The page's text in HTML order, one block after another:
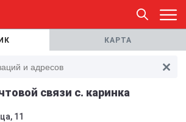
КАРТА
связи с. каринка
11